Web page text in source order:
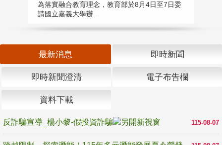
為落實融合教育理念，教育部於8月4日至7日委
請國立嘉義大學辦...
最新消息 即時新聞
即時新聞澄清 電子布告欄
資料下載
115-08-07
反詐騙宣導_楊小黎-假投資詐騙